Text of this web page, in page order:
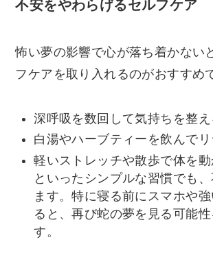
不安をやわらげるセルフケア
怖い夢の影響で心が落ち着かない
フケアを取り入れるのがおすすめ
深呼吸を数回して気持ちを整え
白湯やハーブティーを飲んで
軽いストレッチや散歩で体を動
といったシンプルな習慣でも
ます。特に寝る前にスマホや
ると、再び蛇の夢を見る可能性
す。